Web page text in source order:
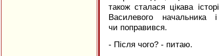
також сталася цікава
Василевого
чи поправився.
- Після чого? - питаю.